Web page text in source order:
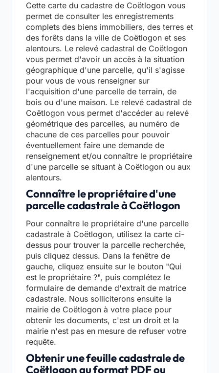
Cette carte du cadastre de Coëtlogon vous
permet de consulter les enregistrements
complets des biens immobiliers, des terres et
des forêts dans la ville de Coëtlogon et ses
alentours. Le relevé cadastral de Coëtlogon
vous permet d'avoir un accès à la situation
géographique d'une parcelle, qu'il s'agisse
pour vous de vous renseigner sur
l'acquisition d'une parcelle de terrain, de
bois ou d'une maison. Le relevé cadastral de
Coëtlogon vous permet d'accéder au relevé
géométrique des parcelles, au numéro de
chacune de ces parcelles pour pouvoir
éventuellement faire une demande de
renseignement et/ou connaître le propriétaire
d'une parcelle se situant à Coëtlogon ou aux
alentours.
Connaître le propriétaire d'une
parcelle cadastrale à Coëtlogon
Pour connaître le propriétaire d'une parcelle
cadastrale à Coëtlogon, utilisez la carte ci-
dessus pour trouver la parcelle recherchée,
puis cliquez dessus. Dans la fenêtre de
gauche, cliquez ensuite sur le bouton "Qui
est le propriétaire ?", puis complétez le
formulaire de demande d'extrait de matrice
cadastrale. Nous solliciterons ensuite la
mairie de Coëtlogon à votre place pour
obtenir les documents, c'est un droit et la
mairie n'est pas en mesure de refuser votre
requête.
Obtenir une feuille cadastrale de
Coëtlogon au format PDF ou